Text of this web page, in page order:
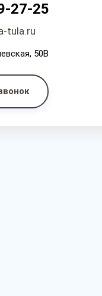
27-25
tula.ru
50В